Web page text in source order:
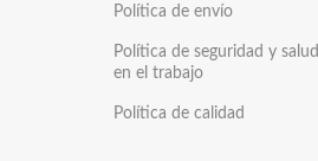
Política de envío
Política de seguridad y salud
en el trabajo
Política de calidad